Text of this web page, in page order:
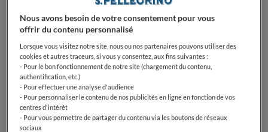
Qu'est-ce que la farine de
seigle ?
Le seigle est une graminée céréalière — proche à la
fois du blé et de l'orge — cultivée pour son grain et
bien adaptée aux climats nordiques. Les humains
l'utilisent depuis plus de 2 000 ans. Autrefois aliment
Nous avons besoin de votre consentement pour vous
offrir du contenu personnalisé
Lorsque vous visitez notre site, nous ou nos partenaires pouvons utiliser des
cookies et autres traceurs, si vous y consentez, aux fins suivantes :
- Pour le bon fonctionnement de notre site (chargement du contenu,
authentification, etc.)
- Pour effectuer une analyse d'audience
- Pour personnaliser le contenu de nos publicités en ligne en fonction de vos
centres d'intérêt
- Pour vous permettre de partager du contenu via les boutons de réseaux
sociaux